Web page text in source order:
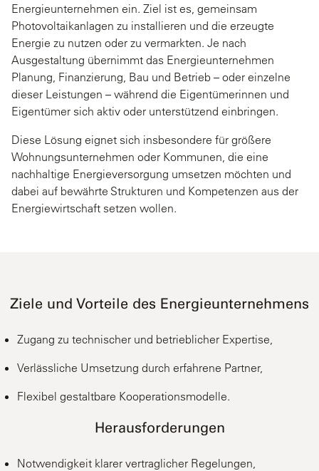
Energieunternehmen ein. Ziel ist es, gemeinsam
Photovoltaikanlagen zu installieren und die erzeugte
Energie zu nutzen oder zu vermarkten. Je nach
Ausgestaltung übernimmt das Energieunternehmen
Planung, Finanzierung, Bau und Betrieb – oder einzelne
dieser Leistungen – während die Eigentümerinnen und
Eigentümer sich aktiv oder unterstützend einbringen.
Diese Lösung eignet sich insbesondere für größere
Wohnungsunternehmen oder Kommunen, die eine
nachhaltige Energieversorgung umsetzen möchten und
dabei auf bewährte Strukturen und Kompetenzen aus der
Energiewirtschaft setzen wollen.
Ziele und Vorteile des Energieunternehmens
Zugang zu technischer und betrieblicher Expertise,
Verlässliche Umsetzung durch erfahrene Partner,
Flexibel gestaltbare Kooperationsmodelle.
Herausforderungen
Notwendigkeit klarer vertraglicher Regelungen,